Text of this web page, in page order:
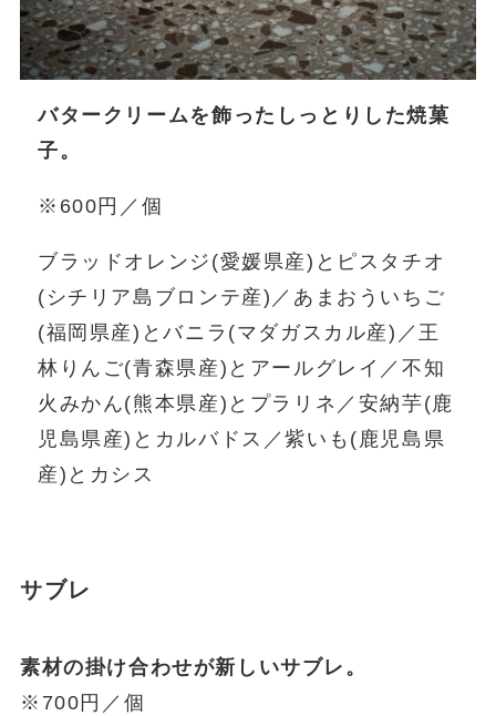
バタークリームを飾ったしっとりした焼菓
子。
※600円／個
ブラッドオレンジ(愛媛県産)とピスタチオ
(シチリア島ブロンテ産)／あまおういちご
(福岡県産)とバニラ(マダガスカル産)／王
林りんご(青森県産)とアールグレイ／不知
火みかん(熊本県産)とプラリネ／安納芋(鹿
児島県産)とカルバドス／紫いも(鹿児島県
産)とカシス
サブレ
素材の掛け合わせが新しいサブレ。
※700円／個